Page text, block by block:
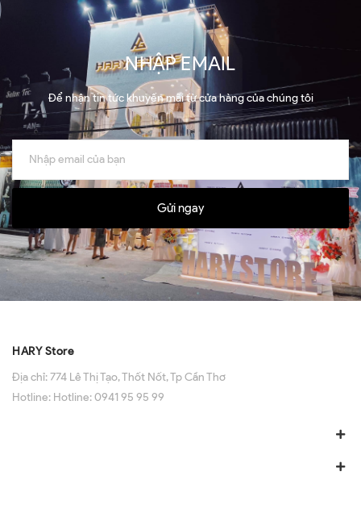
NHẬP EMAIL
Để nhận tin tức khuyến mãi từ cửa hàng của chúng tôi
Gửi ngay
HARY Store
Địa chỉ:774 Lê Thị Tạo, Thốt Nốt, Tp Cần Thơ
Hotline: Hotline: 0941 95 95 99